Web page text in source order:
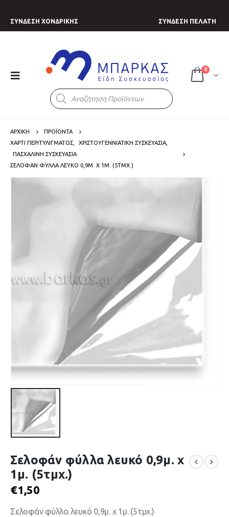
ΣΥΝΔΕΣΗ ΧΟΝΔΡΙΚΗΣ ΣΥΝΔΕΣΗ ΠΕΛΑΤΗ
Products
search
0
ΑΡΧΙΚΗ
ΠΡΟΪΟΝΤΑ
ΧΑΡΤΙ ΠΕΡΙΤΥΛΙΓΜΑΤΟΣ
ΧΡΙΣΤΟΥΓΕΝΝΙΑΤΙΚΗ ΣΥΣΚΕΥΑΣΙΑ
ΠΑΣΧΑΛΙΝΗ ΣΥΣΚΕΥΑΣΙΑ
ΣΕΛΟΦΆΝ ΦΎΛΛΑ ΛΕΥΚΌ 0,9Μ. X 1Μ. (5ΤΜΧ.)
Σελοφάν φύλλα λευκό 0,9μ. x
1μ. (5τμχ.)
€1,50
Σελοφάν φύλλα λευκό 0,9μ. x 1μ. (5τμχ.)